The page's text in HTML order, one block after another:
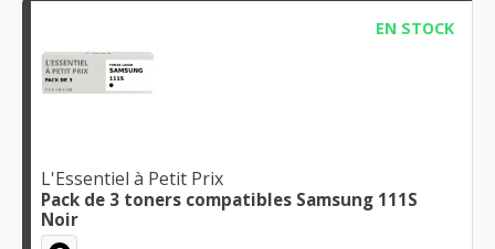
EN STOCK
L'Essentiel à Petit Prix
Pack de 3 toners compatibles Samsung 111S
Noir